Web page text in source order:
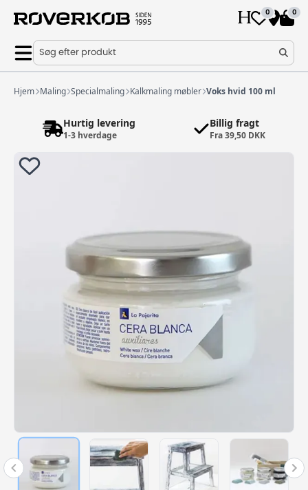
0 0
Søg efter produkt
Hjem Maling Specialmaling Kalkmaling møbler Voks hvid 100 ml
Hurtig levering
1-3 hverdage
Billig fragt
Fra 39,50 DKK